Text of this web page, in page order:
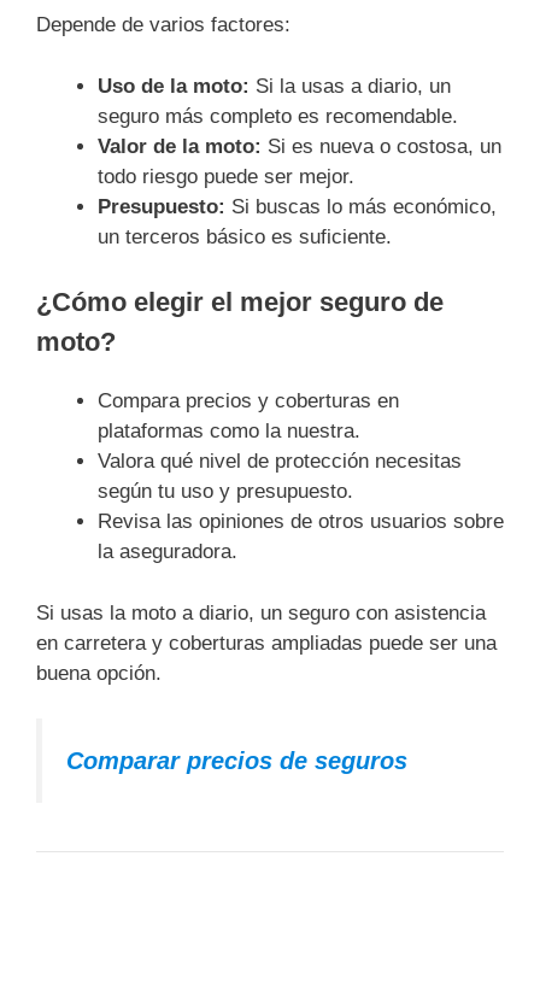
Depende de varios factores:
Uso de la moto: Si la usas a diario, un
seguro más completo es recomendable.
Valor de la moto: Si es nueva o costosa, un
todo riesgo puede ser mejor.
Presupuesto: Si buscas lo más económico,
un terceros básico es suficiente.
¿Cómo elegir el mejor seguro de
moto?
Compara precios y coberturas en
plataformas como la nuestra.
Valora qué nivel de protección necesitas
según tu uso y presupuesto.
Revisa las opiniones de otros usuarios sobre
la aseguradora.
Si usas la moto a diario, un seguro con asistencia
en carretera y coberturas ampliadas puede ser una
buena opción.
Comparar precios de seguros